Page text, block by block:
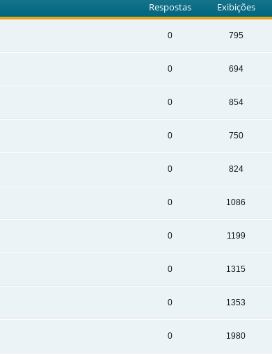
Respostas Exibições
0 795
0 694
0 854
0 750
0 824
0 1086
0 1199
0 1315
0 1353
0 1980